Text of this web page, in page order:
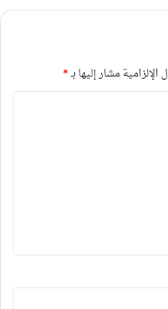
الإلزامية مشار إليها بـ*